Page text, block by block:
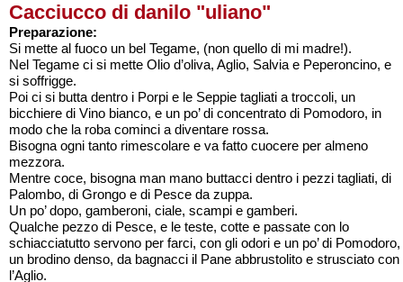
Cacciucco di danilo "uliano"
Preparazione:
Si mette al fuoco un bel Tegame, (non quello di mi madre!).
Nel Tegame ci si mette Olio d’oliva, Aglio, Salvia e Peperoncino, e
si soffrigge.
Poi ci si butta dentro i Porpi e le Seppie tagliati a troccoli, un
bicchiere di Vino bianco, e un po’ di concentrato di Pomodoro, in
modo che la roba cominci a diventare rossa.
Bisogna ogni tanto rimescolare e va fatto cuocere per almeno
mezzora.
Mentre coce, bisogna man mano buttacci dentro i pezzi tagliati, di
Palombo, di Grongo e di Pesce da zuppa.
Un po’ dopo, gamberoni, ciale, scampi e gamberi.
Qualche pezzo di Pesce, e le teste, cotte e passate con lo
schiacciatutto servono per farci, con gli odori e un po’ di Pomodoro,
un brodino denso, da bagnacci il Pane abbrustolito e strusciato con
l’Aglio.